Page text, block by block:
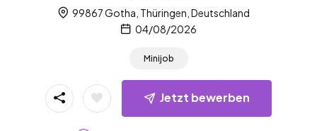
99867 Gotha, Thüringen, Deutschland
04/08/2026
Minijob
Jetzt bewerben